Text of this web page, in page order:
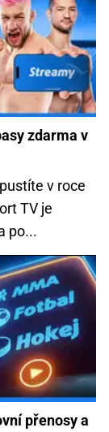
zdarma v
v roce
TV je
po...
přenosy a